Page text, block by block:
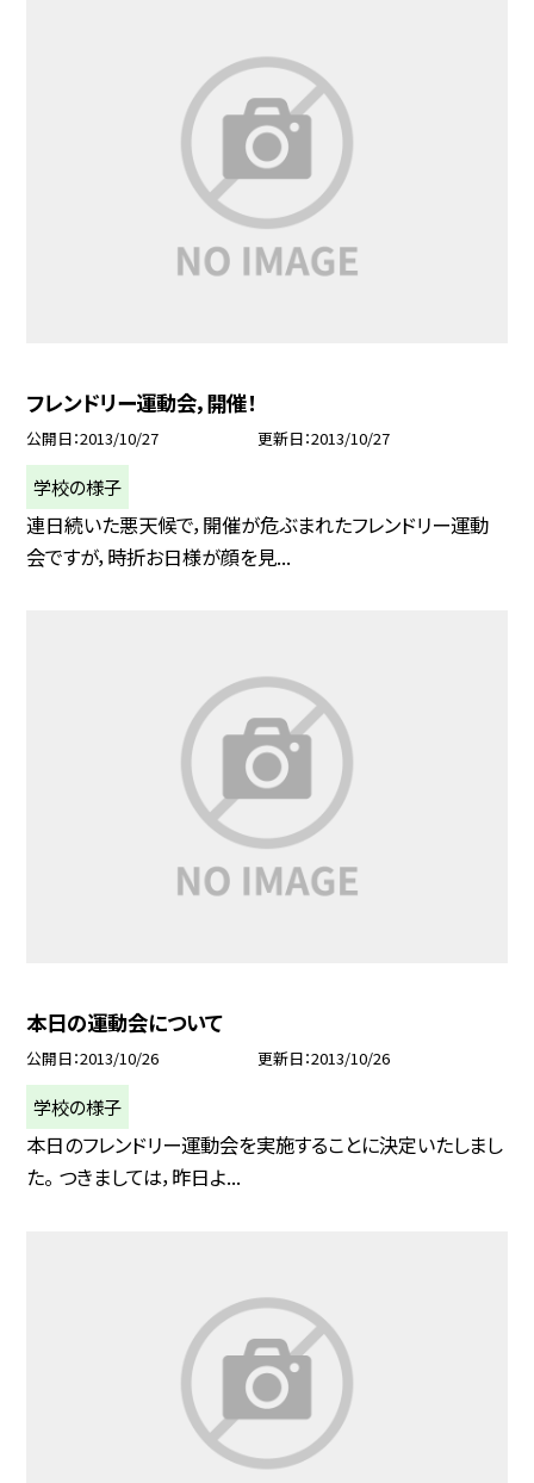
フレンドリー運動会，開催！
公開日 2013/10/27 更新日 2013/10/27
学校の様子
連日続いた悪天候で，開催が危ぶまれたフレンドリー運動
会ですが，時折お日様が顔を見...
本日の運動会について
公開日 2013/10/26 更新日 2013/10/26
学校の様子
本日のフレンドリー運動会を実施することに決定いたしまし
た。 つきましては，昨日よ...